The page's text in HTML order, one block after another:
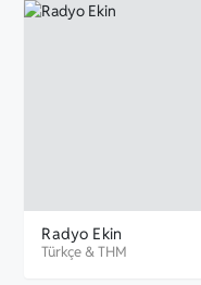
Radyo Ekin
Türkçe&THM